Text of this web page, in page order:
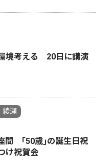
境考える 20日に講演
綾瀬
間 ｢50歳｣の誕生日祝
け祝賀会